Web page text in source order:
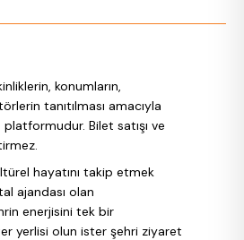
konumların,
tanıtılması amacıyla
Bilet satışı ve
hayatını takip etmek
ajandası olan
enerjisini tek bir
yerlisi olun ister şehri ziyaret